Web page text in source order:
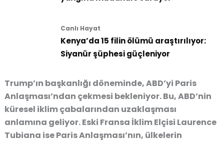
Canlı Hayat
Kenya’da 15 filin ölümü araştırılıyor:
Siyanür şüphesi güçleniyor
Trump’ın başkanlığı döneminde, ABD’yi Paris
Anlaşması’ndan çekmesi bekleniyor. Bu, ABD’nin
küresel iklim çabalarından uzaklaşması
anlamına geliyor. Eski Fransa İklim Elçisi Laurence
Tubiana ise Paris Anlaşması’nın, ülkelerin